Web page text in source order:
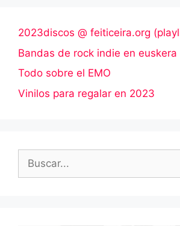
2023discos @ feiticeira.org
Bandas de rock indie en euskera
Todo sobre el EMO
Vinilos para regalar en 2023